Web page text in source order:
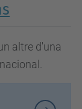
altre d'una